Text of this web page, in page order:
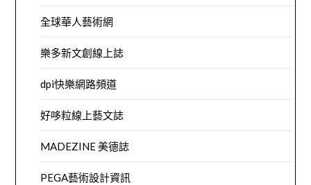
全球華人藝術網
樂多新文創線上誌
dpi快樂網路頻道
好哆粒線上藝文誌
MADEZINE 美德誌
PEGA藝術設計資訊